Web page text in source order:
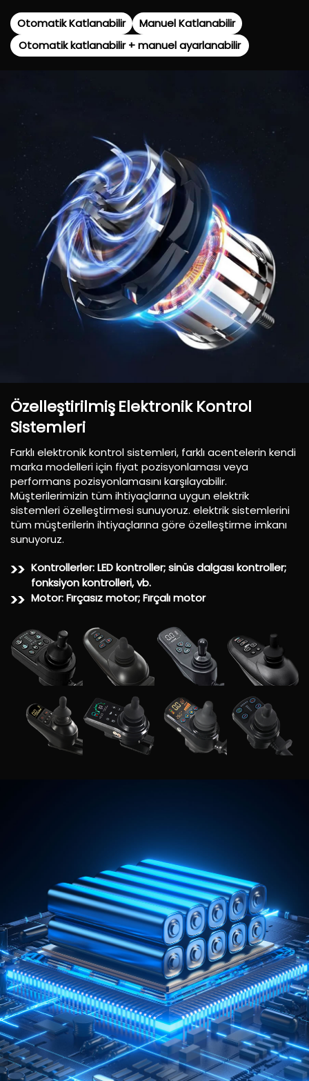
Otomatik Katlanabilir
Manuel Katlanabilir
Otomatik katlanabilir + manuel ayarlanabilir
ÖzelleştirilmişElektronik Kontrol
Sistemleri
Farklı elektronik kontrol sistemleri, farklı acentelerin kendi
marka modelleri için fiyat pozisyonlaması veya
performans pozisyonlamasını karşılayabilir.
Müşterilerimizin tüm ihtiyaçlarına uygun elektrik
sistemleri özelleştirmesi sunuyoruz. elektrik sistemlerini
tüm müşterilerin ihtiyaçlarına göre özelleştirme imkanı
sunuyoruz.
Kontrollerler: LED kontroller; sinüs dalgası kontroller;
fonksiyon kontrolleri, vb.
Motor: Fırçasız motor; Fırçalı motor